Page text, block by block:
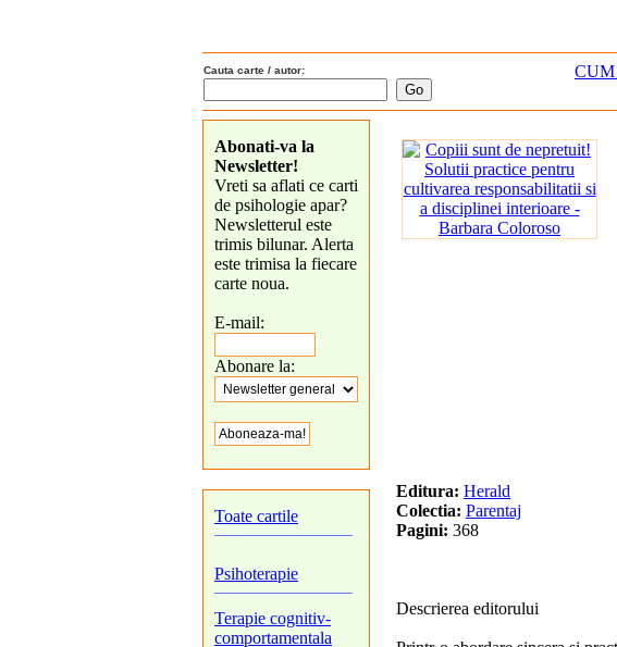
Cauta carte / autor: CUM
Abonati-va la
Newsletter!
Vreti sa aflati ce carti
de psihologie apar?
Newsletterul este
trimis bilunar. Alerta
este trimisa la fiecare
carte noua.
E-mail:
Abonare la:
Toate cartile
Psihoterapie
Terapie cognitiv-
comportamentala
Editura: Herald
Colectia: Parentaj
Pagini: 368
Descrierea editorului